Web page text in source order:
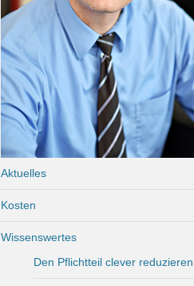
Aktuelles
Kosten
Wissenswertes
Den Pflichtteil clever reduzieren